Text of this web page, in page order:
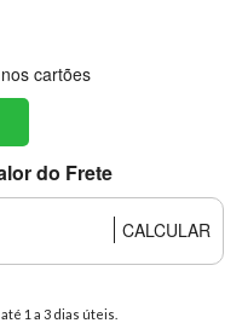
nos cartões
do Frete
CALCULAR
1 a 3 dias úteis.